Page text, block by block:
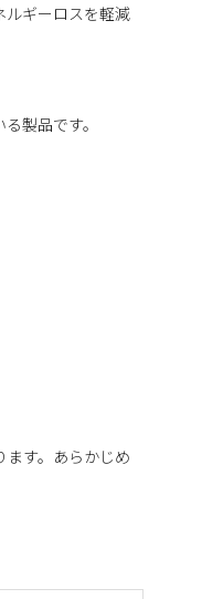
ルギーロスを軽減
製品です。
す。あらかじめ